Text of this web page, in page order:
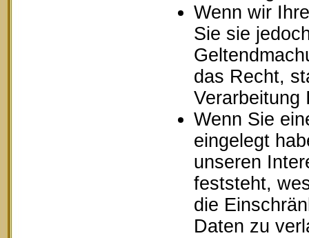
Wenn wir
Sie sie
das Recht,
Verarbeitung
Wenn Sie
eingelegt
unseren
feststeht,
die
Daten zu